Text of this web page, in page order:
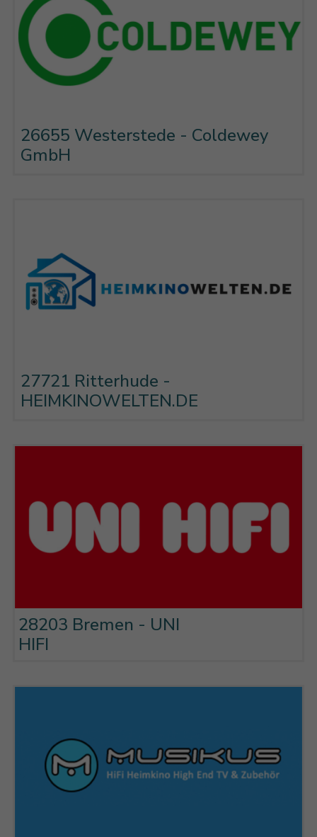
26655 Westerstede - Coldewey
GmbH
27721 Ritterhude -
HEIMKINOWELTEN.DE
28203 Bremen - UNI
HIFI